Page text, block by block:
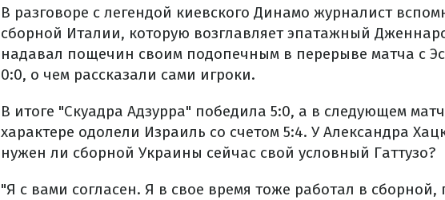
В разговоре с легендой киевского Динамо журналист
сборной Италии, которую возглавляет эпатажный
надавал пощечин своим подопечным в перерыве матча с
0:0, о чем рассказали сами игроки.
В итоге "Скуадра Адзурра" победила 5:0, а в следующем
характере одолели Израиль со счетом 5:4. У Александра
нужен ли сборной Украины сейчас свой условный Гаттузо?
"Я с вами согласен. Я в свое время тоже работал в